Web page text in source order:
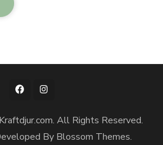
All Rights Reserved.
By Blossom Themes.